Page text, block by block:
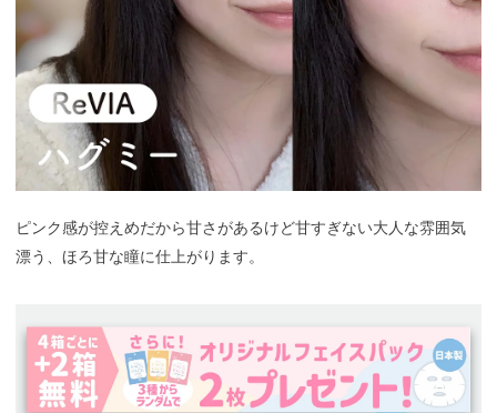
ピンク感が控えめだから甘さがあるけど甘すぎない大人な雰囲気
漂う、ほろ甘な瞳に仕上がります。